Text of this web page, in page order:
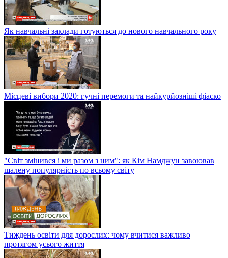
Як навчальні заклади готуються до нового навчального року
Місцеві вибори 2020: гучні перемоги та найкурйозніші фіаско
"Світ змінився і ми разом з ним": як Кім Намджун завоював
шалену популярність по всьому світу
Тиждень освіти для дорослих: чому вчитися важливо
протягом усього життя